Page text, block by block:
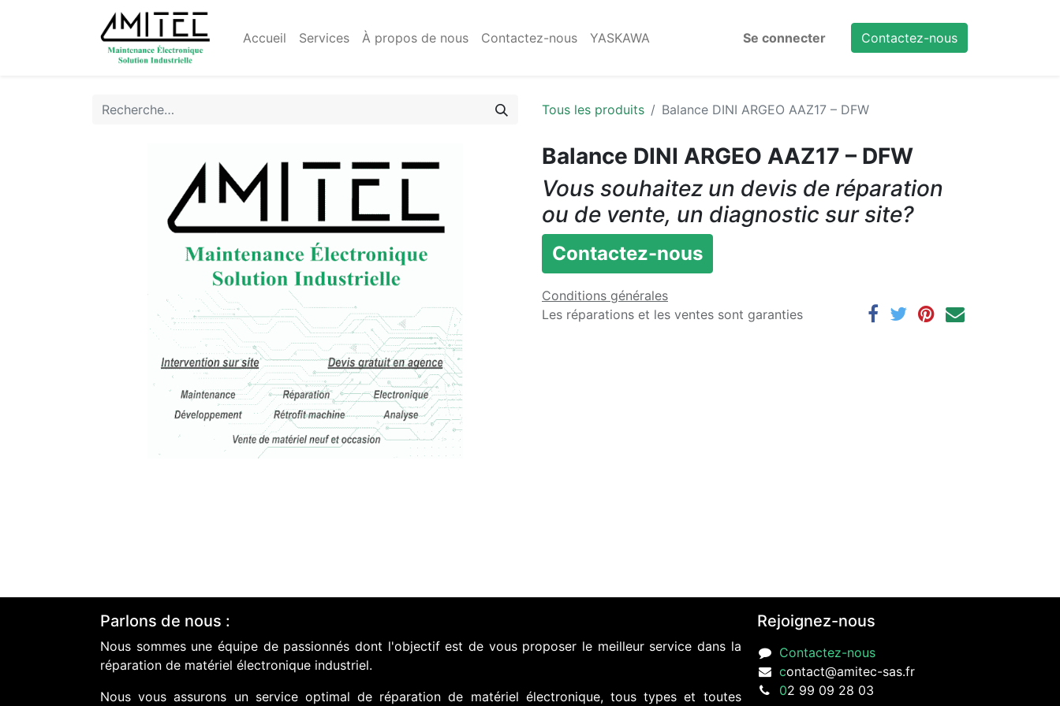
Accueil Services À propos de nous Contactez-nous YASKAWA Se connecter Contactez-nous
Tous les produits Balance DINI ARGEO AAZ17 – DFW
Balance DINI ARGEO AAZ17 – DFW
Vous souhaitez un devis de réparation
ou de vente, un diagnostic sur site?
Contactez-nous
Conditions générales
Les réparations et les ventes sont garanties
Parlons de nous :
Nous sommes une équipe de passionnés dont l'objectif est de vous proposer le meilleur service dans la
réparation de matériel électronique industriel.
Nous vous assurons un service optimal de réparation de matériel électronique, tous types et toutes
Rejoignez-nous
Contactez-nous
contact@amitec-sas.fr
02 99 09 28 03